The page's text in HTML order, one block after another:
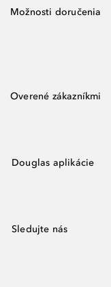
Možnosti doručenia
Overené zákazníkmi
Douglas aplikácie
Sledujte nás